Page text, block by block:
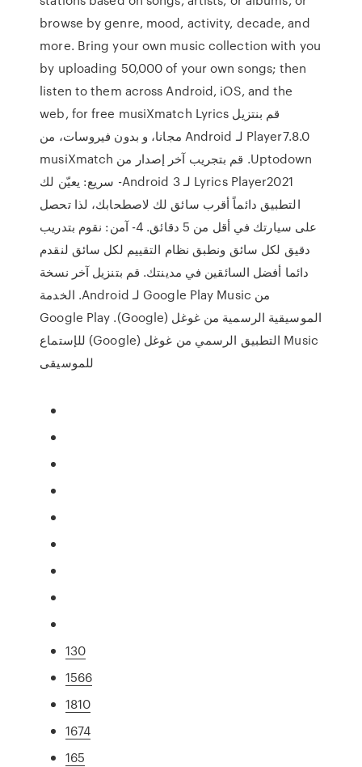
browse by genre, mood, activity, decade, and
more. Bring your own music collection with you
by uploading 50,000 of your own songs; then
listen to them across Android, iOS, and the
web, for free ‫قم بنتزيل musiXmatch Lyrics
Player7.8.0 لـ Android مجانا، و بدون فيروسات، من
Uptodown. قم بتجريب آخر إصدار من musiXmatch
Lyrics Player2021 لـ Android 3- سريع: يعيّن لك
التطبيق دائماً أقرب سائق لك لاصطحابك، لذا تحصل
على سيارتك في أقل من 5 دقائق. 4- آمن: نقوم بتدريب
دقيق لكل سائق ونطبق نظام التقييم لكل سائق لنقدم
دائما أفضل السائقين في مدينتك. قم بتنزيل آخر نسخة
من Google Play Music لـ Android. الخدمة
الموسيقية الرسمية من غوغل (Google). Google Play
Music التطبيق الرسمي من غوغل (Google) للإستماع
للموسيقى
130
1566
1810
1674
165